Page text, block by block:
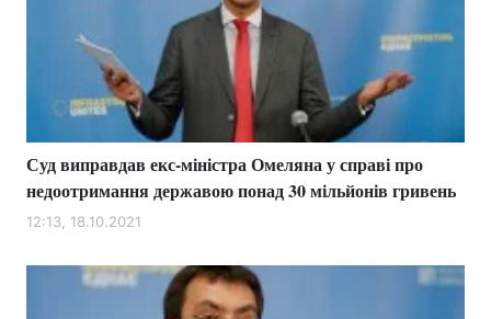
Суд виправдав екс-міністра Омеляна у справі про
недоотримання державою понад 30 мільйонів гривень
12:13, 18.10.2021